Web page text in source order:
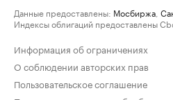
Данные предоставлены: Мосбиржа
Индексы облигаций предоставлены
Информация об ограничениях
О соблюдении авторских прав
Пользовательское соглашение